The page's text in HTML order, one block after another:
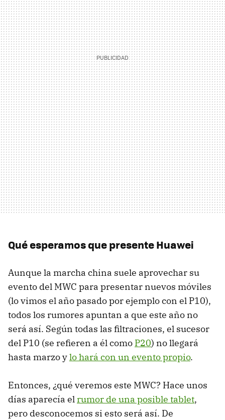
Qué esperamos que presente Huawei
Aunque la marcha china suele aprovechar su
evento del MWC para presentar nuevos móviles
(lo vimos el año pasado por ejemplo con el P10),
todos los rumores apuntan a que este año no
será así. Según todas las filtraciones, el sucesor
del P10 (se refieren a él como P20) no llegará
hasta marzo ylo hará con un evento propio.
Entonces, ¿qué veremos este MWC? Hace unos
días aparecía elrumor de una posible tablet,
pero desconocemos si esto será así. De